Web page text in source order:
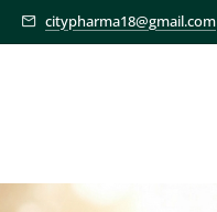
citypharma18@gmail.com